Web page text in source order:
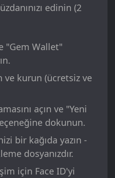
edinin (2
"Gem Wallet"
ve kurun (ücretsiz ve
açın ve "Yeni
dokunun.
bir kağıda yazın -
dosyanızdır.
için Face ID'yi